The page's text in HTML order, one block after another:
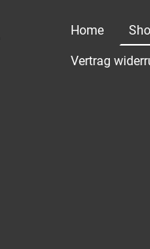
Home
Vertrag